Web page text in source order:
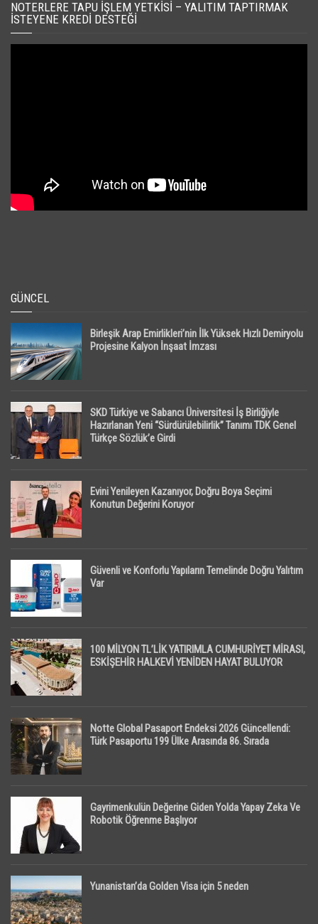
NOTERLERE TAPU İŞLEM YETKISI – YALITIM TAPTIRMAK
İSTEYENE KREDI DESTEĞI
GÜNCEL
Birleşik Arap Emirlikleri’nin İlk Yüksek Hızlı Demiryolu
Projesine Kalyon İnşaat İmzası
SKD Türkiye ve Sabancı Üniversitesi İş Birliğiyle
Hazırlanan Yeni “Sürdürülebilirlik” Tanımı TDK Genel
Türkçe Sözlük’e Girdi
Evini Yenileyen Kazanıyor, Doğru Boya Seçimi
Konutun Değerini Koruyor
Güvenli ve Konforlu Yapıların Temelinde Doğru Yalıtım
Var
100 MİLYON TL’LİK YATIRIMLA CUMHURİYET MİRASI,
ESKİŞEHİR HALKEVİ YENİDEN HAYAT BULUYOR
Notte Global Pasaport Endeksi 2026 Güncellendi:
Türk Pasaportu 199 Ülke Arasında 86. Sırada
Gayrimenkulün Değerine Giden Yolda Yapay Zeka Ve
Robotik Öğrenme Başlıyor
Yunanistan’da Golden Visa için 5 neden